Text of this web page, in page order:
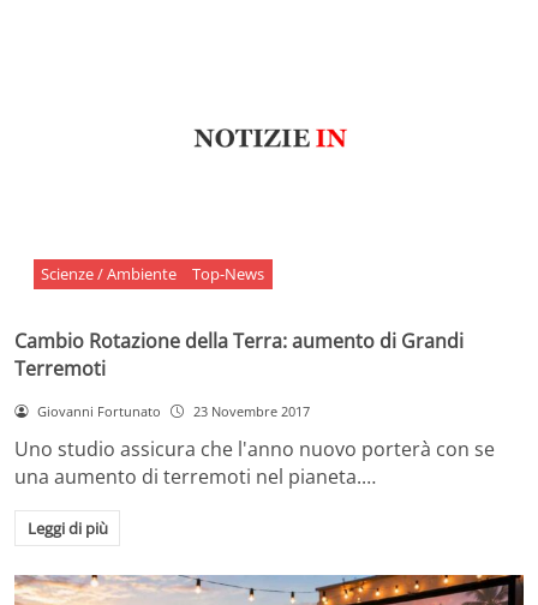
Scienze / Ambiente Top-News
Cambio Rotazione della Terra: aumento di Grandi
Terremoti
Giovanni Fortunato 23 Novembre 2017
Uno studio assicura che l'anno nuovo porterà con se
una aumento di terremoti nel pianeta.…
Leggi di più